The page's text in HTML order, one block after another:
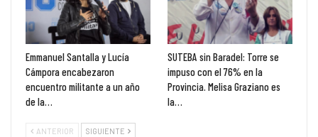
Emmanuel Santalla y Lucía
Cámpora encabezaron
encuentro militante a un año
de la…
SUTEBA sin Baradel: Torre se
impuso con el 76% en la
Provincia. Melisa Graziano es
la…
ANTERIOR SIGUIENTE